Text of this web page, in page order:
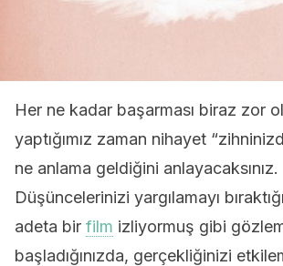
Her ne kadar başarması biraz zor
yaptığımız zaman nihayet
ne anlama geldiğini anlayacaksınız.
Düşüncelerinizi yargılamayı
adeta bir film izliyormuş gibi
başladığınızda, gerçekliğinizi